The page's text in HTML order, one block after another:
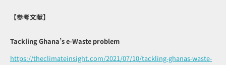
【参考文献】
Tackling Ghana’s e-Waste problem
https://theclimateinsight.com/2021/07/10/tackling-ghanas-waste-